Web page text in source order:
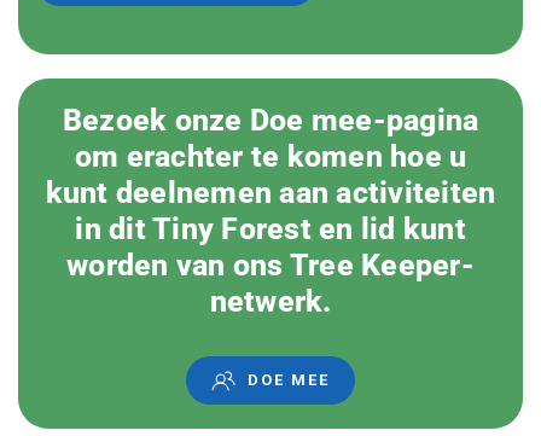
Bezoek onze Doe mee-pagina
om erachter te komen hoe u
kunt deelnemen aan activiteiten
in dit Tiny Forest en lid kunt
worden van ons Tree Keeper-
netwerk.
DOE MEE